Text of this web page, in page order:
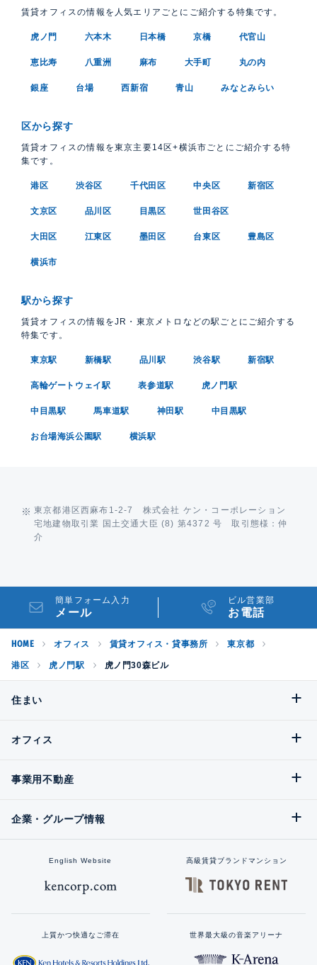
賃貸オフィスの情報を人気エリアごとにご紹介する特集です。
虎ノ門 六本木 日本橋 京橋 代官山
恵比寿 八重洲 麻布 大手町 丸の内
銀座 台場 西新宿 青山 みなとみらい
区から探す
賃貸オフィスの情報を東京主要14区+横浜市ごとにご紹介する特
集です。
港区 渋谷区 千代田区 中央区 新宿区
文京区 品川区 目黒区 世田谷区
大田区 江東区 墨田区 台東区 豊島区
横浜市
駅から探す
賃貸オフィスの情報をJR・東京メトロなどの駅ごとにご紹介する
特集です。
東京駅 新橋駅 品川駅 渋谷駅 新宿駅
高輪ゲートウェイ駅 表参道駅 虎ノ門駅
中目黒駅 馬車道駅 神田駅 中目黒駅
お台場海浜公園駅 横浜駅
東京都港区西麻布1-2-7 株式会社 ケン・コーポレーション
宅地建物取引業 国土交通大臣 (8) 第4372 号 取引態様：仲
介
簡単フォーム入力
メール
ビル営業部
お電話
HOME オフィス 賃貸オフィス・貸事務所 東京都
港区 虎ノ門駅 虎ノ門30森ビル
住まい
オフィス
事業用不動産
企業・グループ情報
English Website 高級賃貸ブランドマンション
上質かつ快適なご滞在 世界最大級の音楽アリーナ